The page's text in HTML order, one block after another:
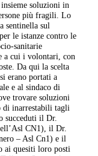
soluzioni in
più fragili. Lo
sentinella sul
le istanze contro le
sanitarie
a cui i volontari, con
Da qui la scelta
erano portati a
e al sindaco di
trovare soluzioni
di inarrestabili tagli
succeduti il Dr.
CN1), il Dr.
– Asl Cn1) e il
ai quesiti loro posti